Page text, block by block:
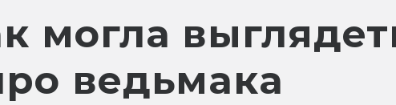
могла
ведьмака